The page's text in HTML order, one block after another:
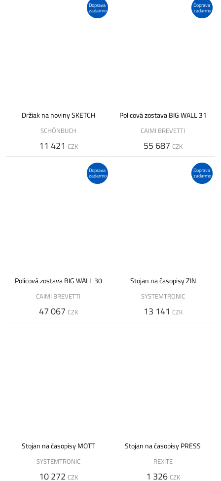
Doprava
zadarmo
Držiak na noviny SKETCH
SCHÖNBUCH
11 421 CZK
Doprava
zadarmo
Policová zostava BIG WALL 31
CAIMI BREVETTI
55 687 CZK
Doprava
zadarmo
Policová zostava BIG WALL 30
CAIMI BREVETTI
47 067 CZK
Doprava
zadarmo
Stojan na časopisy ZIN
SYSTEMTRONIC
13 141 CZK
Stojan na časopisy MOTT
SYSTEMTRONIC
10 272 CZK
Stojan na časopisy PRESS
REXITE
1 326 CZK